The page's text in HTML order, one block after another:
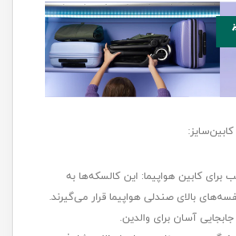
برای کابین هواپیما: این کالسکه‌ها به
بالای صندلی هواپیما قرار می‌گیرند.
آسان برای والدین.